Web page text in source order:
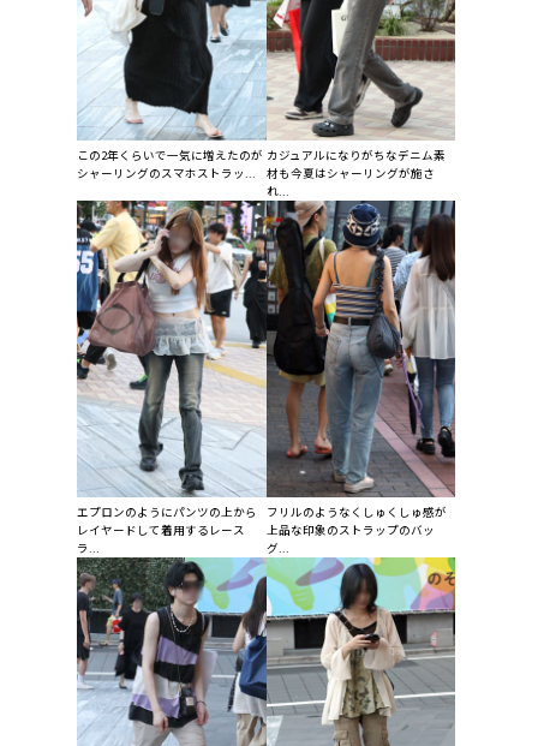
この2年くらいで一気に増えたのが
シャーリングのスマホストラッ...
カジュアルになりがちなデニム素
材も今夏はシャーリングが施さ
れ...
エプロンのようにパンツの上から
レイヤードして着用するレース
ラ...
フリルのようなくしゅくしゅ感が
上品な印象のストラップのバッ
グ...